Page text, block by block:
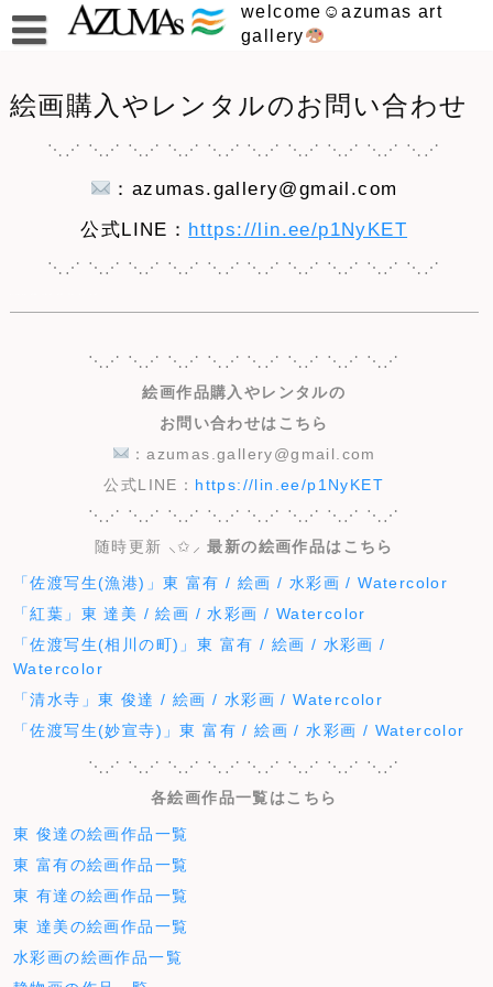
to
welcome☺︎azumas art
gallery
絵画購入やレンタルのお問い合わせ
⋱⋰ ⋱⋰ ⋱⋰ ⋱⋰ ⋱⋰ ⋱⋰ ⋱⋰ ⋱⋰ ⋱⋰ ⋱⋰
：azumas.gallery@gmail.com
公式LINE： https://lin.ee/p1NyKET
⋱⋰ ⋱⋰ ⋱⋰ ⋱⋰ ⋱⋰ ⋱⋰ ⋱⋰ ⋱⋰ ⋱⋰ ⋱⋰
⋱⋰ ⋱⋰ ⋱⋰ ⋱⋰ ⋱⋰ ⋱⋰ ⋱⋰ ⋱⋰
絵画作品購入やレンタルの
お問い合わせはこちら
：azumas.gallery@gmail.com
公式LINE： https://lin.ee/p1NyKET
⋱⋰ ⋱⋰ ⋱⋰ ⋱⋰ ⋱⋰ ⋱⋰ ⋱⋰ ⋱⋰
随時更新 ⸜✩⸝‍最新の絵画作品はこちら
「佐渡写生(漁港)」東 富有 / 絵画 / 水彩画 / Watercolor
「紅葉」東 達美 / 絵画 / 水彩画 / Watercolor
「佐渡写生(相川の町)」東 富有 / 絵画 / 水彩画 /
Watercolor
「清水寺」東 俊達 / 絵画 / 水彩画 / Watercolor
「佐渡写生(妙宣寺)」東 富有 / 絵画 / 水彩画 / Watercolor
⋱⋰ ⋱⋰ ⋱⋰ ⋱⋰ ⋱⋰ ⋱⋰ ⋱⋰ ⋱⋰
各絵画作品一覧はこちら
東 俊達の絵画作品一覧
東 富有の絵画作品一覧
東 有達の絵画作品一覧
東 達美の絵画作品一覧
水彩画の絵画作品一覧